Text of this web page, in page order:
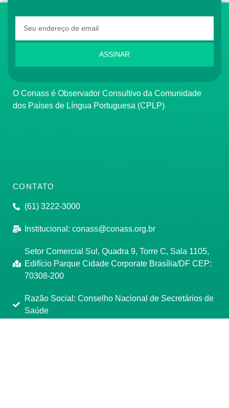
ASSINAR
O Conass é Observador Consultivo da Comunidade
dos Países de Língua Portuguesa (CPLP)
CONTATO
(61) 3222-3000
Institucional: conass@conass.org.br
Setor Comercial Sul, Quadra 9, Torre C, Sala 1105,
Edifício Parque Cidade Corporate Brasília/DF CEP:
70308-200
Razão Social: Conselho Nacional de Secretários de
Saúde